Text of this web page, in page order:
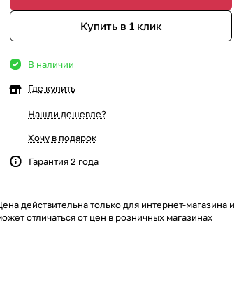
Купить в 1 клик
В наличии
Где купить
Нашли дешевле?
Хочу в подарок
Гарантия 2 года
действительна только для интернет-магазина и
отличаться от цен в розничных магазинах